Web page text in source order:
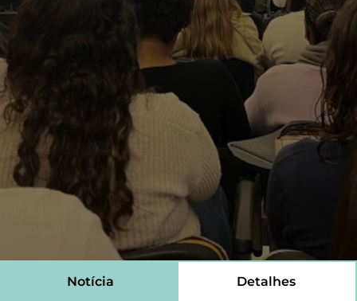
Notícia Detalhes